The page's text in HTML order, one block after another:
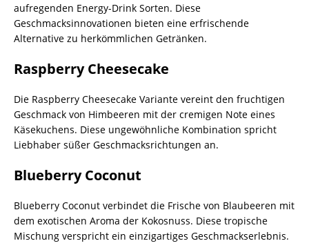
aufregenden Energy-Drink Sorten. Diese
Geschmacksinnovationen bieten eine erfrischende
Alternative zu herkömmlichen Getränken.
Raspberry Cheesecake
Die Raspberry Cheesecake Variante vereint den fruchtigen
Geschmack von Himbeeren mit der cremigen Note eines
Käsekuchens. Diese ungewöhnliche Kombination spricht
Liebhaber süßer Geschmacksrichtungen an.
Blueberry Coconut
Blueberry Coconut verbindet die Frische von Blaubeeren mit
dem exotischen Aroma der Kokosnuss. Diese tropische
Mischung verspricht ein einzigartiges Geschmackserlebnis.